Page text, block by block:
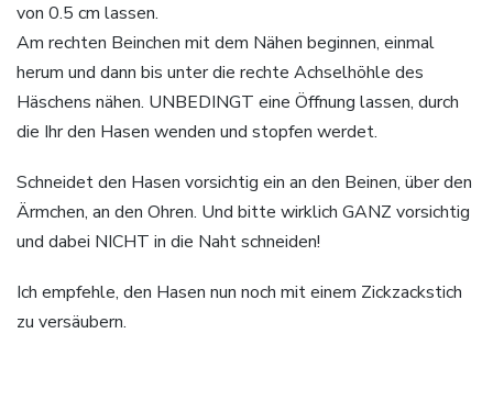
von 0.5 cm lassen.
Am rechten Beinchen mit dem Nähen beginnen, einmal
herum und dann bis unter die rechte Achselhöhle des
Häschens nähen. UNBEDINGT eine Öffnung lassen, durch
die Ihr den Hasen wenden und stopfen werdet.
Schneidet den Hasen vorsichtig ein an den Beinen, über den
Ärmchen, an den Ohren. Und bitte wirklich GANZ vorsichtig
und dabei NICHT in die Naht schneiden!
Ich empfehle, den Hasen nun noch mit einem Zickzackstich
zu versäubern.